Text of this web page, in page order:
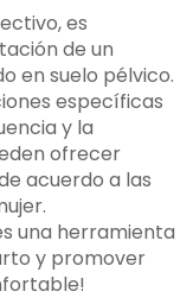
es
de un
en suelo pélvico.
específicas
y la
ofrecer
acuerdo a las
una herramienta
y promover